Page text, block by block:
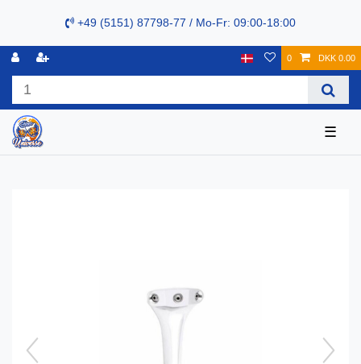
+49 (5151) 87798-77 / Mo-Fr: 09:00-18:00
0 DKK 0.00
☰